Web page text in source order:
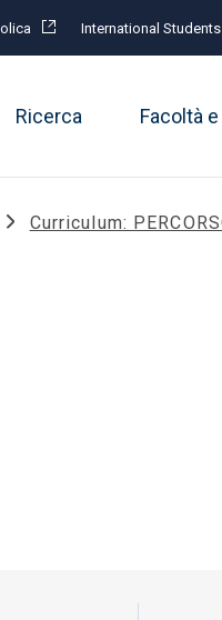
International Students
Ricerca Facoltà
Curriculum: